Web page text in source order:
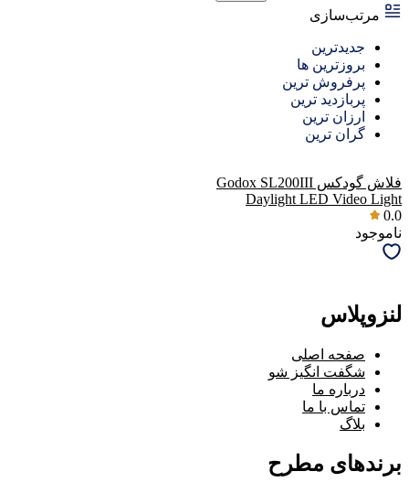
مرتب‌سازی
جدیدترین
بروزترین ها
پرفروش ترین
پربازدید ترین
ارزان ترین
گران ترین
فلاش گودکس Godox SL200III
Daylight LED Video Light
0.0
ناموجود
لنزوپلاس
صفحه اصلی
شگفت انگیز شو
درباره ما
تماس با ما
بلاگ
برندهای مطرح